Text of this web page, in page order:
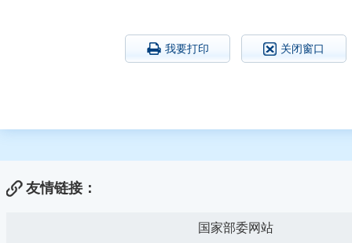
我要打印 关闭窗口
友情链接：
国家部委网站